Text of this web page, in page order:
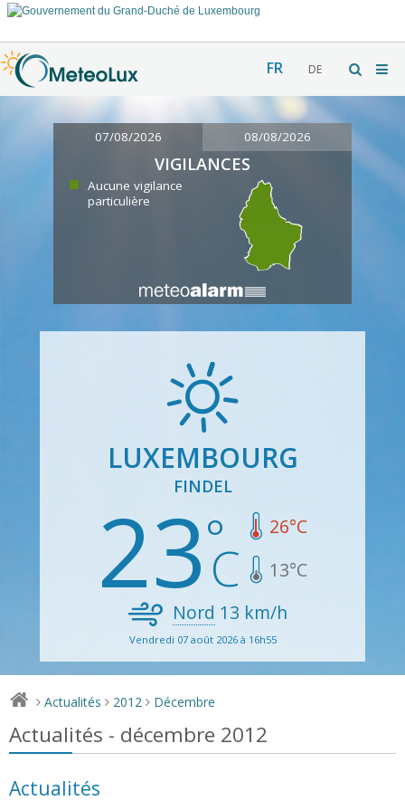
FR DE
07/08/2026 08/08/2026
VIGILANCES
Aucune vigilance
particulière
LUXEMBOURG
FINDEL
23 26°C
13°C
Nord 13 km/h
Vendredi 07 août 2026 à 16h55
> Actualités > 2012 > Décembre
Actualités - décembre 2012
Actualités